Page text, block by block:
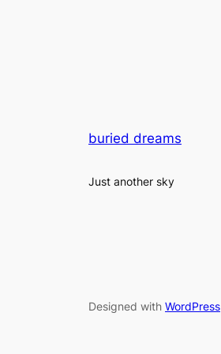
buried dreams
Just another sky
Designed with WordPress